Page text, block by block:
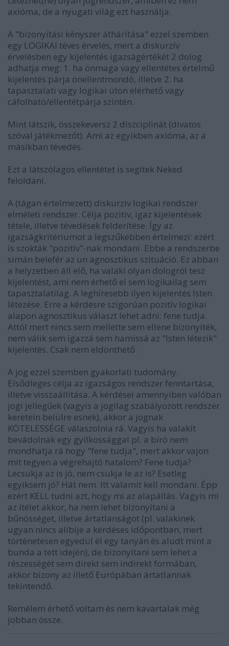
axióma, de a nyugati világ ezt használja.
A "bizonyítási kényszer áthárítása" ezzel szemben
egy LOGIKAI téves érvelés, mert a diskurzív
érvelésben egy kijelentés igazságértékét 2 dolog
adhatja meg: 1. ha önmaga vagy ellentétes értelmű
kijelentés párja önellentmondó, illetve 2. ha
tapasztalati vagy logikai úton elérhető vagy
cáfolható/ellentétpárja szintén.
Mint látszik, összekeversz 2 diszciplinát (divatos
szóval játékmezőt). Ami az egyikben axióma, az a
másikban tévedés.
Ezt a látszólagos ellentétet is segítek Neked
feloldani.
A (tágan értelmezett) diskurziv logikai rendszer
elméleti rendszer. Célja pozitív, igaz kijelentések
tétele, illetve tévedések felderítése. Így az
igazságkritériumot a legszűkebben értelmezi: ezért
is szokták "pozitív"-nak mondani. Ebbe a rendszerbe
simán belefér az un agnosztikus szituáció. Ez abban
a helyzetben áll elő, ha valaki olyan dologról tesz
kijelentést, ami nem érhető el sem logikailag sem
tapasztalatilag. A leghíresebb ilyen kijelentés Isten
létezése. Erre a kérdésre szigorúan pozitív logikai
alapon agnosztikus választ lehet adni: fene tudja.
Attól mert nincs sem mellette sem ellene bizonyíték,
nem válik sem igazzá sem hamissá az "Isten létezik"
kijelentés. Csak nem eldönthető.
A jog ezzel szemben gyakorlati tudomány.
Elsődleges célja az igazságos rendszer fenntartása,
illetve visszaállítása. A kérdései amennyiben valóban
jogi jellegűek (vagyis a jogilag szabályozott rendszer
keretein belülre esnek), akkor a jognak
KÖTELESSÉGE válaszolnia rá. Vagyis ha valakit
bevádolnak egy gyilkossággal pl. a bíró nem
mondhatja rá hogy "fene tudja", mert akkor vajon
mit tegyen a végrehajtó hatalom? Fene tudja?
Lecsukja az is jó, nem csukja le az is? Esetleg
egyiksem jó? Hát nem. Itt valamit kell mondani. Épp
ezért KELL tudni azt, hogy mi az alapállás. Vagyis mi
az ítélet akkor, ha nem lehet bizonyítani a
bűnösséget, illetve ártatlanságot (pl. valakinek
ugyan nincs alibije a kérdéses időpontban, mert
történetesen egyedül él egy tanyán és aludt mint a
bunda a tett idején), de bizonyítani sem lehet a
részességét sem direkt sem indirekt formában,
akkor bizony az illető Európában ártatlannak
tekintendő.
Remélem érhető voltam és nem kavartalak még
jobban össze.